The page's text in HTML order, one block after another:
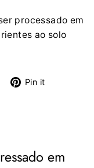
processado em
ao solo
Tuíte Pin it
em